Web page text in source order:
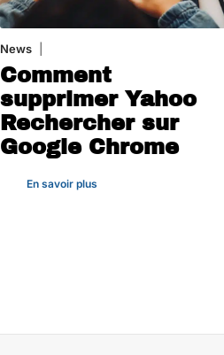
News
Comment
supprimer Yahoo
Rechercher sur
Google Chrome
En savoir plus